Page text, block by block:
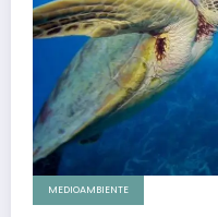
MEDIOAMBIENTE